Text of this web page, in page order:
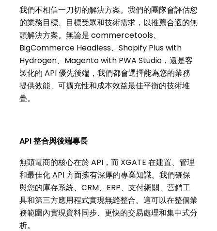
我們不相信一刀切的解決方案。我們的團隊會評估您
的業務目標、目標受眾和技術需求，以推薦合適的無
頭解決方案。無論是 commercetools、
BigCommerce Headless、Shopify Plus with
Hydrogen、Magento with PWA Studio，還是客
製化的 API 優先後端，我們都會選擇能為您的業務
提供效能、可擴充性和成本效益最佳平衡的技術堆
疊。
API 整合與後端專長
無頭電商的核心在於 API，而 XGATE 在建置、管理
和最佳化 API 方面擁有深厚的專業知識。我們確保
與您的庫存系統、CRM、ERP、支付網關、营銷工
具和第三方應用程式實現無縫整合。這可以在整個業
務範圍內實現資料同步、更快的交易處理和集中式分
析。